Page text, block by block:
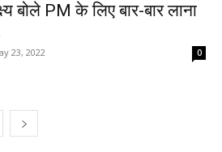
बोले PM के लिए बार-बार लाना
23, 2022 0